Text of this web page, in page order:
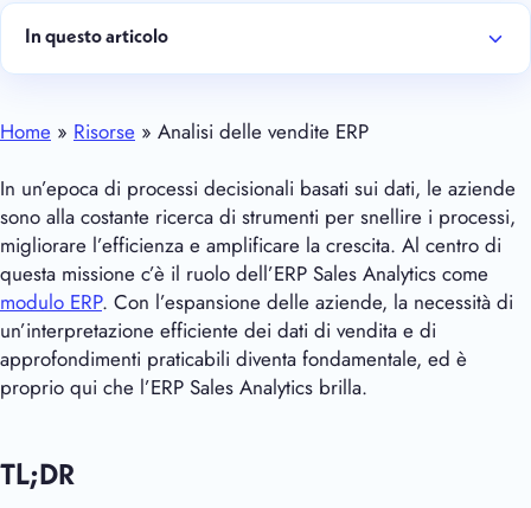
In questo articolo
Home » Risorse » Analisi delle vendite ERP
In un’epoca di processi decisionali basati sui dati, le aziende
sono alla costante ricerca di strumenti per snellire i processi,
migliorare l’efficienza e amplificare la crescita. Al centro di
questa missione c’è il ruolo dell’ERP Sales Analytics come
modulo ERP. Con l’espansione delle aziende, la necessità di
un’interpretazione efficiente dei dati di vendita e di
approfondimenti praticabili diventa fondamentale, ed è
proprio qui che l’ERP Sales Analytics brilla.
TL;DR